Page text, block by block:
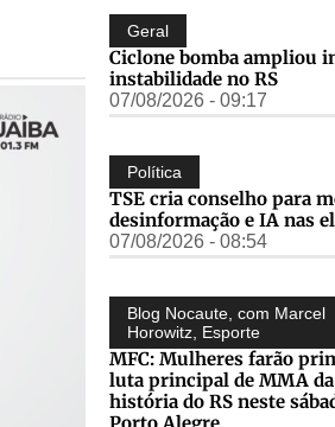
Geral
Ciclone bomba ampliou
instabilidade no RS
07/08/2026 - 09:17
Política
TSE cria conselho para
desinformação e IA nas
07/08/2026 - 08:54
Blog Nocaute, com Marcel
Horowitz Esporte
MFC: Mulheres farão
luta principal de MMA da
história do RS neste
Porto Alegre